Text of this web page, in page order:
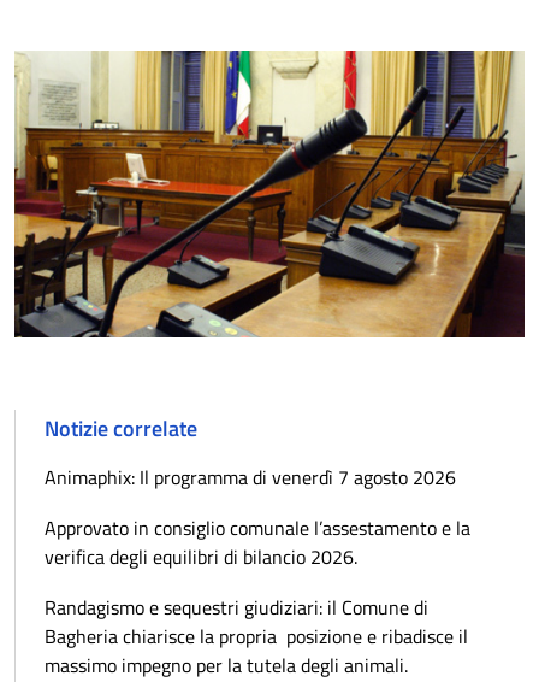
Notizie correlate
Animaphix: Il programma di venerdì 7 agosto 2026
Approvato in consiglio comunale l’assestamento e la
verifica degli equilibri di bilancio 2026.
Randagismo e sequestri giudiziari: il Comune di
Bagheria chiarisce la propria posizione e ribadisce il
massimo impegno per la tutela degli animali.